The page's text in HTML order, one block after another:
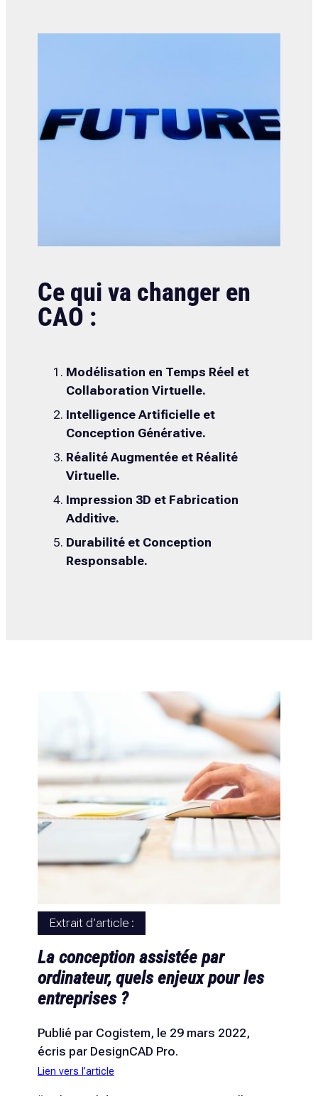
Ce qui va changer en
CAO :
Modélisation en Temps Réel et
Collaboration Virtuelle.
Intelligence Artificielle et
Conception Générative.
Réalité Augmentée et Réalité
Virtuelle.
Impression 3D et Fabrication
Additive.
Durabilité et Conception
Responsable.
Extrait d’article :
La conception assistée par
ordinateur, quels enjeux pour les
entreprises ?
Publié par Cogistem, le 29 mars 2022,
écris par DesignCAD Pro.
Lien vers l’article